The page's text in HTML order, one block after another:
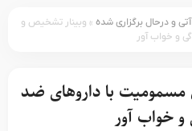
و درحال برگزاری شده » وبینار تشخیص و
و خواب آور
مسمومیت با داروهای ضد
و خواب آور